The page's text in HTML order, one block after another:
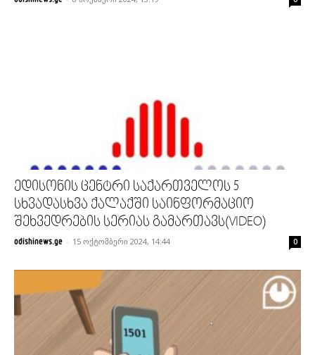
ედისონის ცენტრი საქართველოს 5
სხვადასხვა ქალაქში საინფორმაციო
შეხვედრების სერიას გამართავს(VIDEO)
odishinews.ge - 15 ოქტომბერი 2024, 14:44 0